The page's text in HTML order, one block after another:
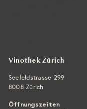
Vinothek Zürich
Seefeldstrasse 299
8008 Zürich
Öffnungszeiten